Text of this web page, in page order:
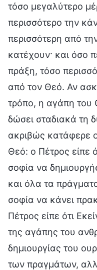
τόσο μεγαλύτερο
περισσότερο την
περισσότερη από
κατέχουν· και όσο
πράξη, τόσο
από τον Θεό. Αν
τρόπο, η αγάπη του
δώσει σταδιακά τη
ακριβώς κατάφερε
Θεό: ο Πέτρος είπε
σοφία να
και όλα τα
σοφία να κάνει
Πέτρος είπε ότι
της αγάπης του
δημιουργίας του
των πραγμάτων,